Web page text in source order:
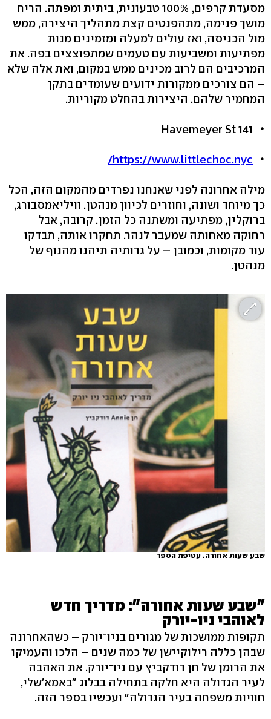
מסעדת קרפים, 100% טבעונית, ביתית ומפתה. הריח
מושך פנימה, מתהפנטים קצת מתהליך היצירה, ממש
מול הכניסה, ואז עולים למעלה ומזמינים מנות
מפתיעות ומשביעות עם טעמים שמתפוצצים בפה. את
המרכיבים הם לרוב מכינים ממש במקום, ואת אלה שלא
– הם צורכים ממקורות ידועים שעומדים בתקן
המחמיר שלהם. היצירות בהחלט מקוריות.
https://www.littlechoc.nyc/
מילה אחרונה לפני שאנחנו נפרדים מהמקום הזה, הכל
כך מיוחד ושונה, וחוזרים לכיוון מנהטן. וויליאמסבורג,
ברוקלין, מפתיעה ומשתנה כל הזמן. קרובה, אבל
רחוקה מאחותה שמעבר לנהר. תחקרו אותה, תבדקו
עוד מקומות, וכמובן – על גדותיה תיהנו מהנוף של
מנהטן.
שבע שעות אחורה. עטיפת הספר
"שבע שעות אחורה": מדריך חדש
לאוהבי ניו-יורק
תקופות ממושכות של מגורים בניו־יורק – כשהאחרונה
שבהן כללה רילוקיישן של כמה שנים – הלכו והעמיקו
את הרומן של חן דודקביץ עם ניו־יורק. את האהבה
לעיר הגדולה היא חלקה בתחילה בבלוג "באמא'שלי,
חוויות משפחה בעיר הגדולה" ועכשיו בספר הזה.